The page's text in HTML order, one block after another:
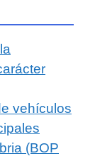
vehículos
(BOP